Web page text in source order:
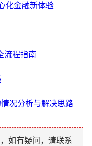
化金融新体验
流程指南
况分析与解决思路
，如有疑问，请联系